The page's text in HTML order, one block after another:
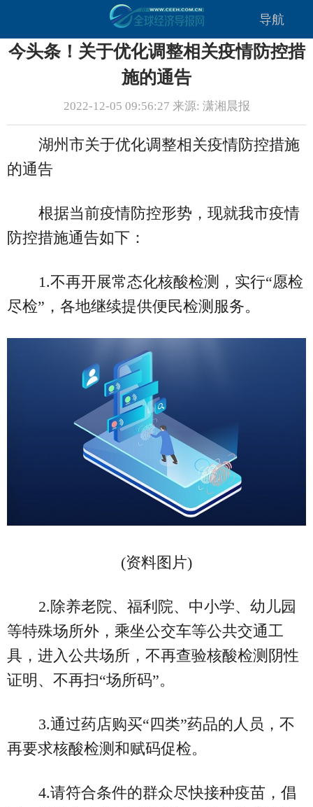
导航
今头条！关于优化调整相关疫情防控措
施的通告
2022-12-05 09:56:27 来源: 潇湘晨报
湖州市关于优化调整相关疫情防控措施
的通告
根据当前疫情防控形势，现就我市疫情
防控措施通告如下：
1.不再开展常态化核酸检测，实行“愿检
尽检”，各地继续提供便民检测服务。
(资料图片)
2.除养老院、福利院、中小学、幼儿园
等特殊场所外，乘坐公交车等公共交通工
具，进入公共场所，不再查验核酸检测阴性
证明、不再扫“场所码”。
3.通过药店购买“四类”药品的人员，不
再要求核酸检测和赋码促检。
4.请符合条件的群众尽快接种疫苗，倡